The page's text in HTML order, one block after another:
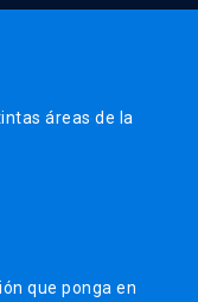
áreas de la
que ponga en